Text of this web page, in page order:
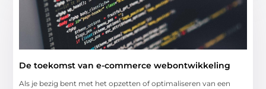
De toekomst van e-commerce webontwikkeling
Als je bezig bent met het opzetten of optimaliseren van een